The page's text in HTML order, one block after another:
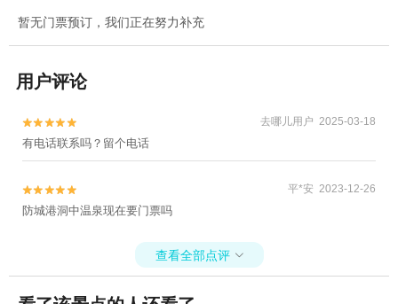
暂无门票预订，我们正在努力补充
用户评论

 去哪儿用户 2025-03-18
有电话联系吗？留个电话

 平*安 2023-12-26
防城港洞中温泉现在要门票吗
查看全部点评 